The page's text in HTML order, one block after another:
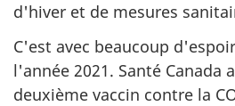
d'hiver et de mesures
C'est avec beaucoup
l'année 2021. Santé Canada
deuxième vaccin contre la